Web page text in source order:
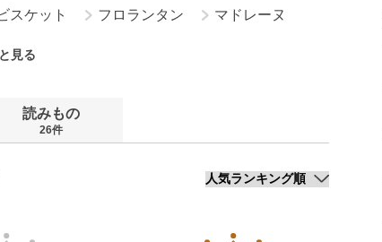
スケット フロランタン マドレーヌ
スイートポテト
見る
読みもの
26件